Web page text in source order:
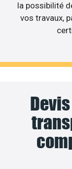
la possibilité
vos travaux,